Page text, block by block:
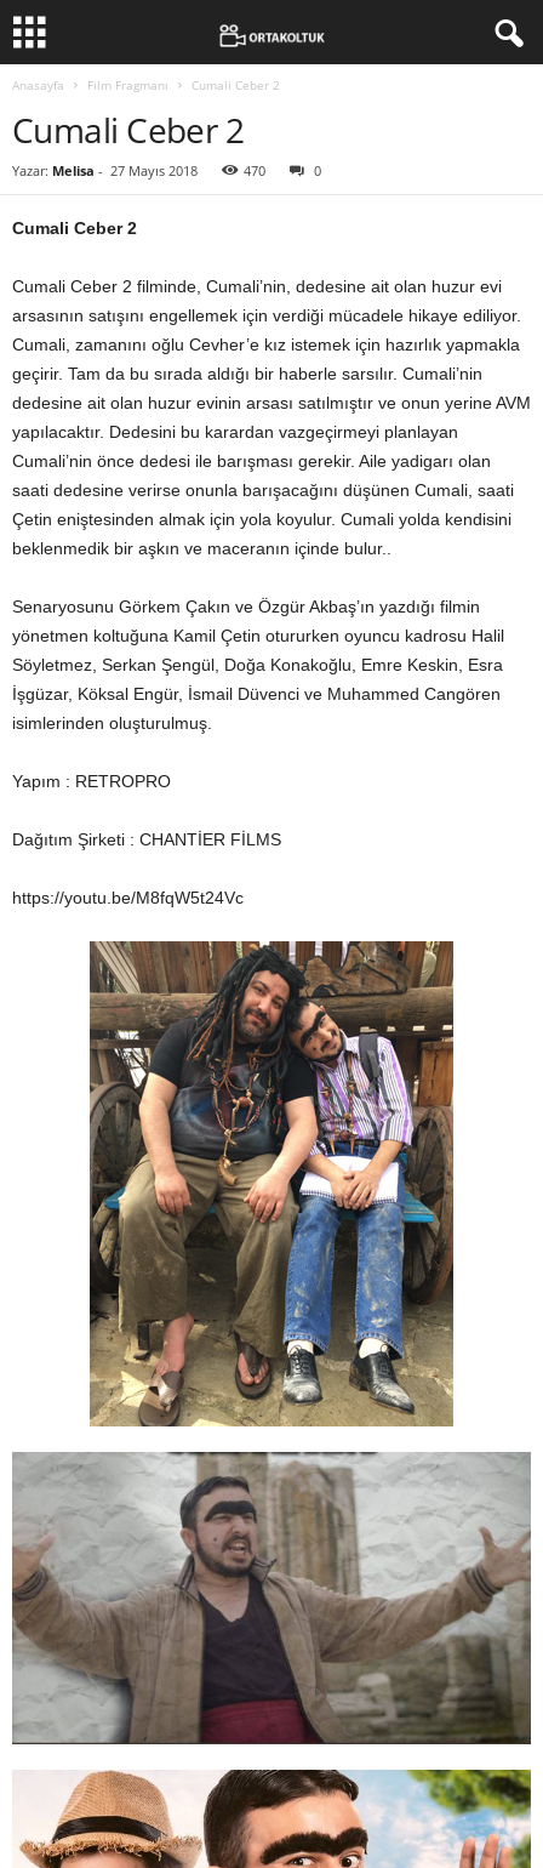
Anasayfa Film Fragmanı Cumali Ceber 2
Cumali Ceber 2
Yazar: Melisa - 27 Mayıs 2018 470 0
Cumali Ceber 2
Cumali Ceber 2 filminde, Cumali’nin, dedesine ait olan huzur evi
arsasının satışını engellemek için verdiği mücadele hikaye ediliyor.
Cumali, zamanını oğlu Cevher’e kız istemek için hazırlık yapmakla
geçirir. Tam da bu sırada aldığı bir haberle sarsılır. Cumali’nin
dedesine ait olan huzur evinin arsası satılmıştır ve onun yerine AVM
yapılacaktır. Dedesini bu karardan vazgeçirmeyi planlayan
Cumali’nin önce dedesi ile barışması gerekir. Aile yadigarı olan
saati dedesine verirse onunla barışacağını düşünen Cumali, saati
Çetin eniştesinden almak için yola koyulur. Cumali yolda kendisini
beklenmedik bir aşkın ve maceranın içinde bulur..
Senaryosunu Görkem Çakın ve Özgür Akbaş’ın yazdığı filmin
yönetmen koltuğuna Kamil Çetin otururken oyuncu kadrosu Halil
Söyletmez, Serkan Şengül, Doğa Konakoğlu, Emre Keskin, Esra
İşgüzar, Köksal Engür, İsmail Düvenci ve Muhammed Cangören
isimlerinden oluşturulmuş.
Yapım : RETROPRO
Dağıtım Şirketi : CHANTİER FİLMS
https://youtu.be/M8fqW5t24Vc